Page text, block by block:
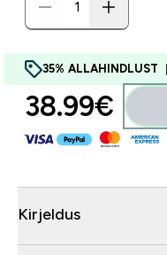
35% ALLAHINDLUST
38.99€‎
Kirjeldus